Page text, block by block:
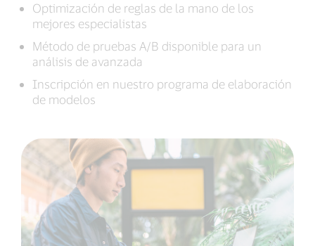
Optimización de reglas de la mano de los
mejores especialistas
Método de pruebas A/B disponible para un
análisis de avanzada
Inscripción en nuestro programa de elaboración
de modelos